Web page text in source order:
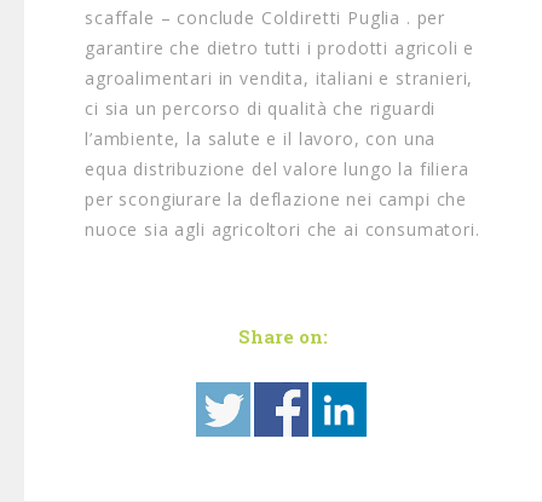
scaffale – conclude Coldiretti Puglia . per
garantire che dietro tutti i prodotti agricoli e
agroalimentari in vendita, italiani e stranieri,
ci sia un percorso di qualità che riguardi
l’ambiente, la salute e il lavoro, con una
equa distribuzione del valore lungo la filiera
per scongiurare la deflazione nei campi che
nuoce sia agli agricoltori che ai consumatori.
Share on: